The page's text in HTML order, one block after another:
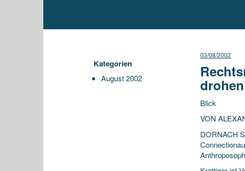
Kategorien
August 2002
03/08/2002
Blick
VON
DORNACH